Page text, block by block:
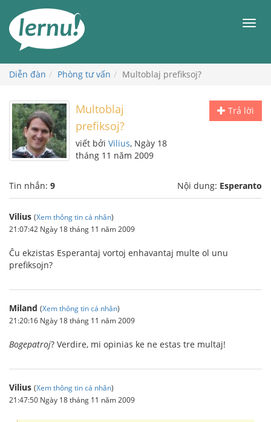
đến
phần
dung
Diễn đàn Phòng tư vấn Multoblaj prefiksoj?
Trả lời
Multoblaj
prefiksoj?
viết bởi Vilius, Ngày 18
tháng 11 năm 2009
Tin nhắn: 9 Nội dung: Esperanto
Vilius (Xem thông tin cá nhân)
21:07:42 Ngày 18 tháng 11 năm 2009
Ĉu ekzistas Esperantaj vortoj enhavantaj multe ol unu
prefiksojn?
Miland (Xem thông tin cá nhân)
21:20:16 Ngày 18 tháng 11 năm 2009
Bogepatroj? Verdire, mi opinias ke ne estas tre multaj!
Vilius (Xem thông tin cá nhân)
21:47:50 Ngày 18 tháng 11 năm 2009